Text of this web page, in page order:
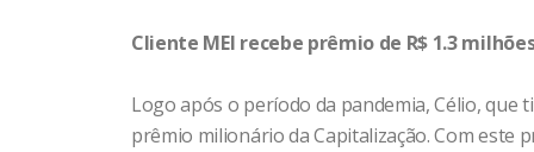
Julho
Cliente MEI recebe prêmio de R$ 1.3
Logo após o período da pandemia, Célio, que
prêmio milionário da Capitalização. Com este